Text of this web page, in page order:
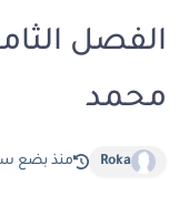
محمد
Roka منذ بضع